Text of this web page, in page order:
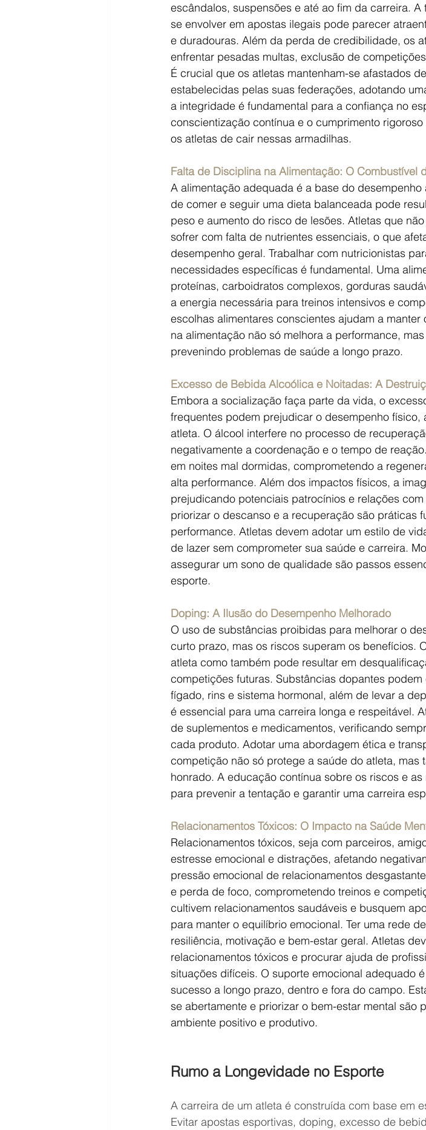
escândalos, suspensões e até ao fim da carreira.
se envolver em apostas ilegais pode parecer
e duradouras. Além da perda de credibilidade, os
enfrentar pesadas multas, exclusão de
É crucial que os atletas mantenham-se afastados
estabelecidas pelas suas federações, adotando
a integridade é fundamental para a confiança no
conscientização contínua e o cumprimento
os atletas de cair nessas armadilhas.
Falta de Disciplina na Alimentação: O Combustível
A alimentação adequada é a base do
de comer e seguir uma dieta balanceada pode
peso e aumento do risco de lesões. Atletas que
sofrer com falta de nutrientes essenciais, o que
desempenho geral. Trabalhar com nutricionistas
necessidades específicas é fundamental. Uma
proteínas, carboidratos complexos, gorduras
a energia necessária para treinos intensivos e
escolhas alimentares conscientes ajudam a
na alimentação não só melhora a performance,
prevenindo problemas de saúde a longo prazo.
Excesso de Bebida Alcoólica e Noitadas: A
Embora a socialização faça parte da vida, o
frequentes podem prejudicar o desempenho
atleta. O álcool interfere no processo de
negativamente a coordenação e o tempo de
em noites mal dormidas, comprometendo a
alta performance. Além dos impactos físicos, a
prejudicando potenciais patrocínios e relações
priorizar o descanso e a recuperação são práticas
performance. Atletas devem adotar um estilo de
de lazer sem comprometer sua saúde e carreira.
assegurar um sono de qualidade são passos
esporte.
Doping: A Ilusão do Desempenho Melhorado
O uso de substâncias proibidas para melhorar o
curto prazo, mas os riscos superam os benefícios.
atleta como também pode resultar em
competições futuras. Substâncias dopantes
fígado, rins e sistema hormonal, além de levar a
é essencial para uma carreira longa e respeitável.
de suplementos e medicamentos, verificando
cada produto. Adotar uma abordagem ética e
competição não só protege a saúde do atleta, mas
honrado. A educação contínua sobre os riscos e
para prevenir a tentação e garantir uma carreira
Relacionamentos Tóxicos: O Impacto na Saúde
Relacionamentos tóxicos, seja com parceiros,
estresse emocional e distrações, afetando
pressão emocional de relacionamentos
e perda de foco, comprometendo treinos e
cultivem relacionamentos saudáveis e busquem
para manter o equilíbrio emocional. Ter uma rede
resiliência, motivação e bem-estar geral. Atletas
relacionamentos tóxicos e procurar ajuda de
situações difíceis. O suporte emocional adequado
sucesso a longo prazo, dentro e fora do campo.
se abertamente e priorizar o bem-estar mental são
ambiente positivo e produtivo.
Rumo a Longevidade no Esporte
A carreira de um atleta é construída com base em
Evitar apostas esportivas, doping, excesso de